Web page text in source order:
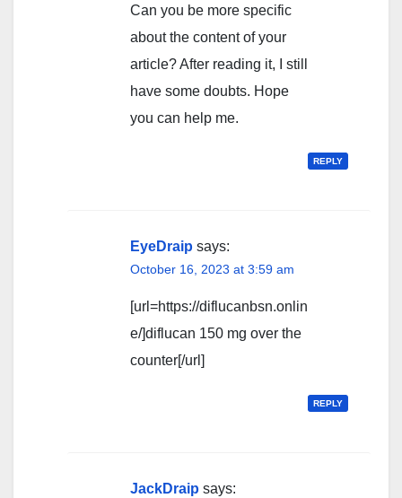
Can you be more specific
about the content of your
article? After reading it, I still
have some doubts. Hope
you can help me.
REPLY
EyeDraip says:
October 16, 2023 at 3:59 am
[url=https://diflucanbsn.onlin
e/]diflucan 150 mg over the
counter[/url]
REPLY
JackDraip says: